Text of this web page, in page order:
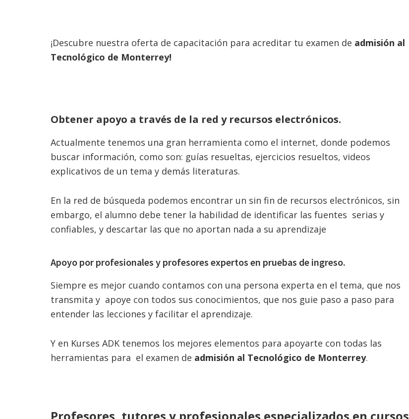
¡Descubre nuestra oferta de capacitación para acreditar tu examen de admisión al
Tecnológico de Monterrey!
Obtener apoyo a través de la red y recursos electrónicos.
Actualmente tenemos una gran herramienta como el internet, donde podemos
buscar información, como son: guías resueltas, ejercicios resueltos, videos
explicativos de un tema y demás literaturas.
En la red de búsqueda podemos encontrar un sin fin de recursos electrónicos, sin
embargo, el alumno debe tener la habilidad de identificar las fuentes serias y
confiables, y descartar las que no aportan nada a su aprendizaje
Apoyo por profesionales y profesores expertos en pruebas de ingreso.
Siempre es mejor cuando contamos con una persona experta en el tema, que nos
transmita y apoye con todos sus conocimientos, que nos guie paso a paso para
entender las lecciones y facilitar el aprendizaje.
Y en Kurses ADK tenemos los mejores elementos para apoyarte con todas las
herramientas para el examen de admisión al Tecnológico de Monterrey.